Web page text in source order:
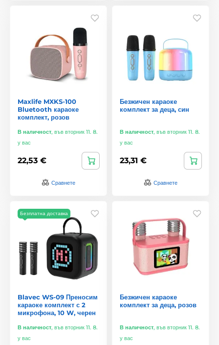
Maxlife MXKS-100
Bluetooth караоке
комплект, розов
В наличност, във вторник 11. 8.
у вас
22,53 €
Сравнете
Безжичен караоке
комплект за деца, син
В наличност, във вторник 11. 8.
у вас
23,31 €
Сравнете
Безплатна доставка
Blavec WS-09 Преносим
караоке комплект с 2
микрофона, 10 W, черен
В наличност, във вторник 11. 8.
у вас
Безжичен караоке
комплект за деца, розов
В наличност, във вторник 11. 8.
у вас